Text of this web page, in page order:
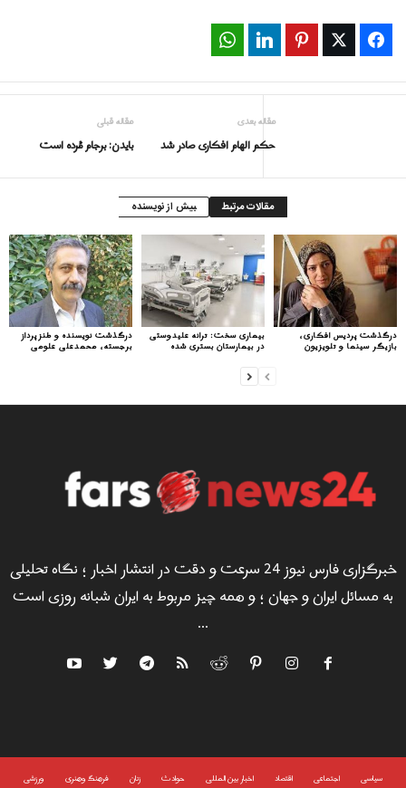
Facebook
Twitter
Pinterest
LinkedIn
مقاله قبلی
بایدن: برجام مُرده است
مقاله بعدی
حکم الهام افکاری صادر شد
مقالات مرتبط بیش از نویسنده
درگذشت نویسنده و طنزپرداز
برجسته، محمدعلی علومی
بیماری سخت: ترانه علیدوستی
در بیمارستان بستری شده
درگذشت پردیس افکاری،
بازیگر سینما و تلویزیون
خبرگزاری فارس نیوز 24 سرعت و دقت در انتشار اخبار ؛ نگاه تحلیلی
به مسائل ایران و جهان ؛ و همه چیز مربوط به ایران شبانه روزی است
...
سياسى اجتماعی اقتصاد اخبار بین المللی حوادث زنان فرهنگ وهنری ورزشی